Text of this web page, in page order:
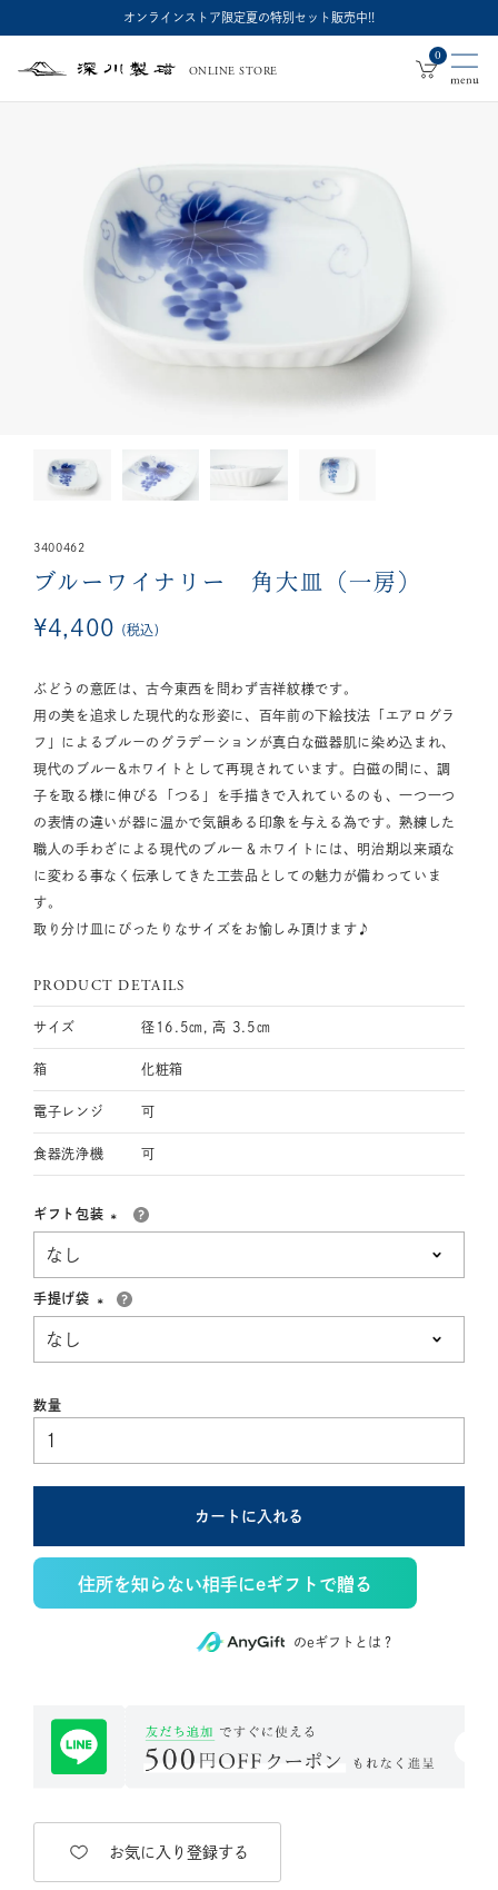
オンラインストア限定夏の特別セット販売中!!
深
ONLINE STORE
0
3400462
ブルーワイナリー 角大皿（一房）
¥4,400 税込
ぶどうの意匠は、古今東西を問わず吉祥紋様です。
用の美を追求した現代的な形姿に、百年前の下絵技法「エアログラ
フ」によるブルーのグラデーションが真白な磁器肌に染め込まれ、
現代のブルー&ホワイトとして再現されています。白磁の間に、調
子を取る様に伸びる「つる」を手描きで入れているのも、一つ一つ
の表情の違いが器に温かで気韻ある印象を与える為です。熟練した
職人の手わざによる現代のブルー＆ホワイトには、明治期以来頑な
に変わる事なく伝承してきた工芸品としての魅力が備わっていま
す。
取り分け皿にぴったりなサイズをお愉しみ頂けます♪
PRODUCT DETAILS
サイズ 径16.5㎝, 高 3.5㎝
箱 化粧箱
電子レンジ 可
食器洗浄機 可
ギフト包装
手提げ袋
カートに入れる
住所を知らない相手にeギフトで贈る
のeギフトとは？
お気に入り登録する